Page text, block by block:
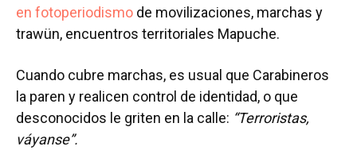
en fotoperiodismo de movilizaciones, marchas y
trawün, encuentros territoriales Mapuche.
Cuando cubre marchas, es usual que Carabineros
la paren y realicen control de identidad, o que
desconocidos le griten en la calle: “Terroristas,
váyanse”.